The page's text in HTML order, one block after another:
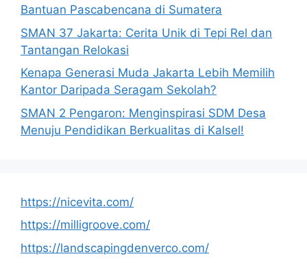
Bantuan Pascabencana di Sumatera
SMAN 37 Jakarta: Cerita Unik di Tepi Rel dan
Tantangan Relokasi
Kenapa Generasi Muda Jakarta Lebih Memilih
Kantor Daripada Seragam Sekolah?
SMAN 2 Pengaron: Menginspirasi SDM Desa
Menuju Pendidikan Berkualitas di Kalsel!
https://nicevita.com/
https://milligroove.com/
https://landscapingdenverco.com/